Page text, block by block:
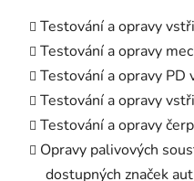
Testování a opravy
Testování a opravy
Testování a opravy PD
Testování a opravy
Testování a opravy
Opravy palivových
dostupných značek